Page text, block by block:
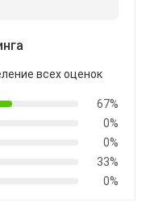
всех оценок
67%
0%
0%
33%
0%